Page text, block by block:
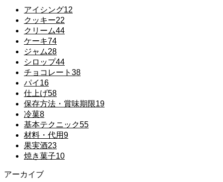
アイシング12
クッキー22
クリーム44
ケーキ74
ジャム28
シロップ44
チョコレート 38
パイ 16
仕上げ58
保存方法・賞味期限19
冷菓8
基本テクニック55
材料・代用9
果実酒23
焼き菓子10
アーカイブ